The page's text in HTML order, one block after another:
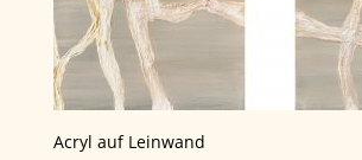
Acryl auf Leinwand